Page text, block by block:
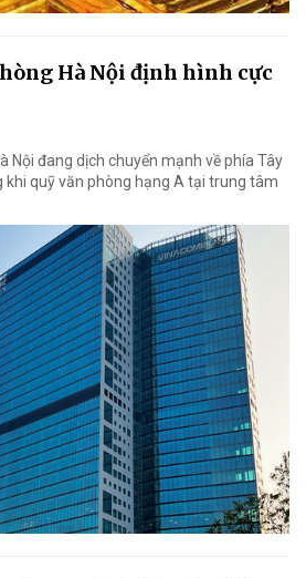
Hà Nội định hình cực
Nội đang dịch chuyển mạnh về phía Tây
khi quỹ văn phòng hạng A tại trung tâm